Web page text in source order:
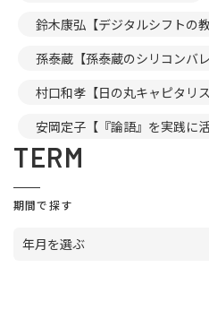
鈴木康弘【デジタルシフトの教
孫泰蔵【孫泰蔵のシリコンバ
村口和孝【日の丸キャピタリ
安岡定子【『論語』を実践に活
TERM
期間で探す
年月を選ぶ